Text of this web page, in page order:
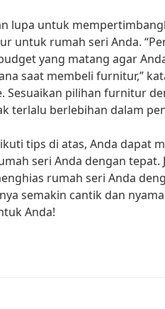
lupa untuk
untuk rumah seri Anda.
yang matang agar
saat membeli furnitur,”
Sesuaikan pilihan furnitur
terlalu berlebihan dalam
tips di atas, Anda dapat
seri Anda dengan tepat.
rumah seri Anda
semakin cantik dan
Anda!